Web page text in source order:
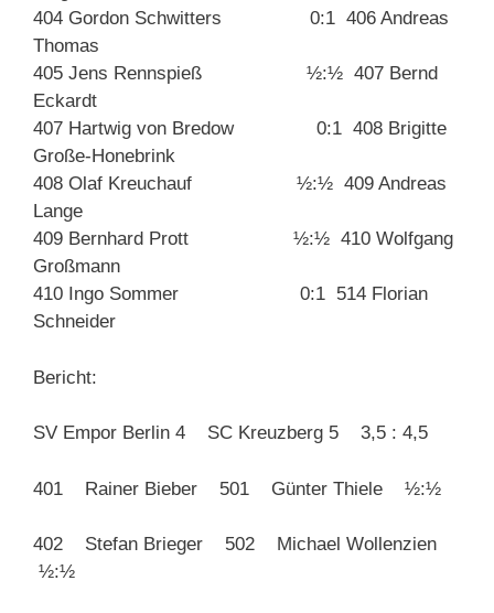
404 Gordon Schwitters 0:1 406 Andreas
Thomas
405 Jens Rennspieß ½:½ 407 Bernd
Eckardt
407 Hartwig von Bredow 0:1 408 Brigitte
Große-Honebrink
408 Olaf Kreuchauf ½:½ 409 Andreas
Lange
409 Bernhard Prott ½:½ 410 Wolfgang
Großmann
410 Ingo Sommer 0:1 514 Florian
Schneider
Bericht:
SV Empor Berlin 4 SC Kreuzberg 5 3,5 : 4,5
401 Rainer Bieber 501 Günter Thiele ½:½
402 Stefan Brieger 502 Michael Wollenzien
½:½